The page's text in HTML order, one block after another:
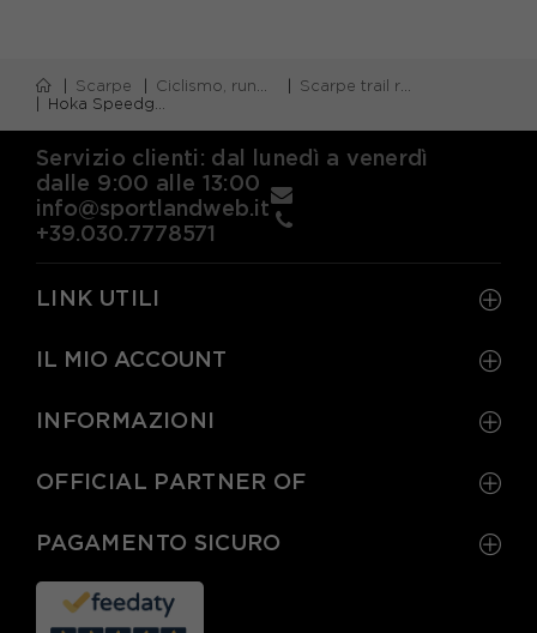
Scarpe Ciclismo, running e piscina
Scarpe trail running
Hoka Speedgoat 7 Bay Leaf Sea Glass - Scarpe Trail Running Uomo
Servizio clienti: dal lunedì a venerdì
dalle 9:00 alle 13:00
info@sportlandweb.it
+39.030.7778571
LINK UTILI
IL MIO ACCOUNT
INFORMAZIONI
OFFICIAL PARTNER OF
PAGAMENTO SICURO